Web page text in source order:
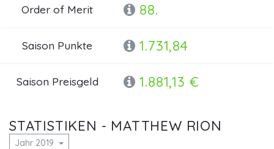
Order of Merit 88.
Saison Punkte 1.731,84
Saison Preisgeld 1.881,13 €
STATISTIKEN - MATTHEW RION
Jahr 2019